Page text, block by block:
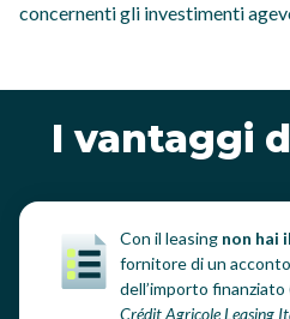
concernenti gli investimenti
I vantaggi
Con il leasing non hai
fornitore di un
dell’importo finanziato
Crédit Agricole Leasing